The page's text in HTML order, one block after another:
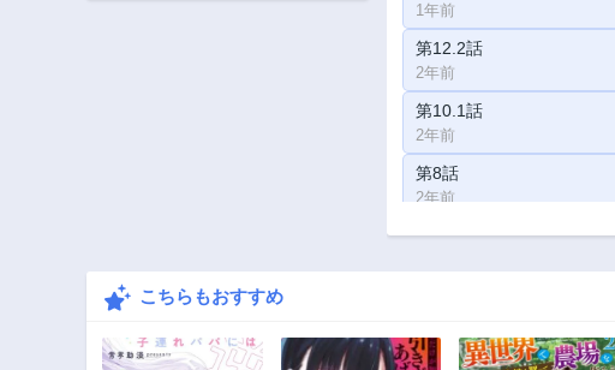
1年前
第12.2話
2年前
第10.1話
2年前
第8話
2年前
第6.1話
第2.2話
こちらもおすすめ